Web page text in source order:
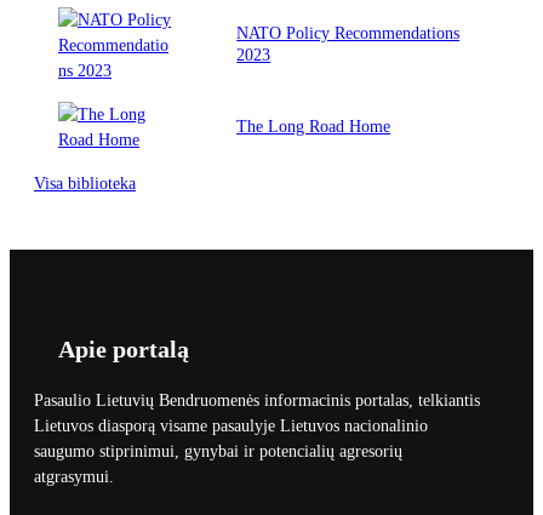
NATO Policy Recommendations
2023
The Long Road Home
Visa biblioteka
Apie portalą
Pasaulio Lietuvių Bendruomenės informacinis portalas, telkiantis
Lietuvos diasporą visame pasaulyje Lietuvos nacionalinio
saugumo stiprinimui, gynybai ir potencialių agresorių
atgrasymui.